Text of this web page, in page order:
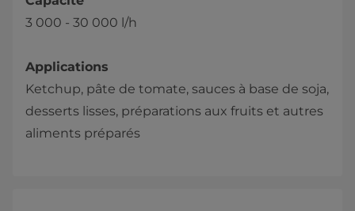
3 000 - 30 000 l/h
Applications
Ketchup, pâte de tomate, sauces à base de soja,
desserts lisses, préparations aux fruits et autres
aliments préparés